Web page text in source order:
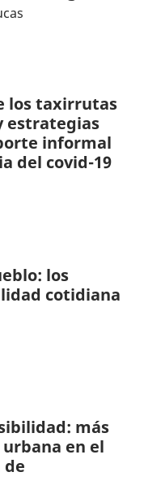
los taxirrutas
estrategias
informal
del covid-19
los
cotidiana
más
en el